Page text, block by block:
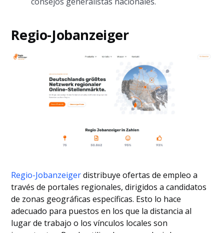
Regio-Jobanzeiger
Regio-Jobanzeigerdistribuye ofertas de empleo a
través de portales regionales, dirigidos a candidatos
de zonas geográficas específicas. Esto lo hace
adecuado para puestos en los que la distancia al
lugar de trabajo o los vínculos locales son